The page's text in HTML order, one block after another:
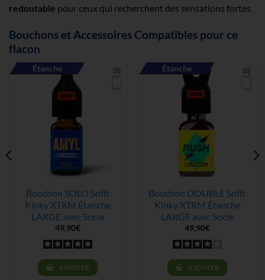
redoutable pour ceux qui recherchent des sensations fortes.
Bouchons et Accessoires Compatibles pour ce
flacon
Étanche
Bouchon SOLO Snffr
Kinky XTRM Étanche
LARGE avec Socle
49,90€
AJOUTER
Étanche
Bouchon DOUBLE Snffr
Kinky XTRM Étanche
LARGE avec Socle
49,90€
AJOUTER